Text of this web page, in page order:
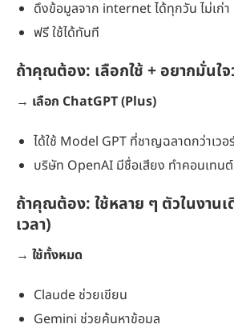
ดึงข้อมูลจาก internet ได้ทุกวัน ไม่เก่า
ฟรี ใช้ได้ทันที
ถ้าคุณต้อง: เลือกใช้ + อยากมั่นใ
→ เลือก ChatGPT (Plus)
ได้ใช้ Model GPT ที่ชาญฉลาดกว่าเว
บริษัท OpenAI มีชื่อเสียง ทำคอนเทนต์
ถ้าคุณต้อง: ใช้หลาย ๆ ตัวในงาน
เวลา)
→ ใช้ทั้งหมด
Claude ช่วยเขียน
Gemini ช่วยค้นหาข้อมูล